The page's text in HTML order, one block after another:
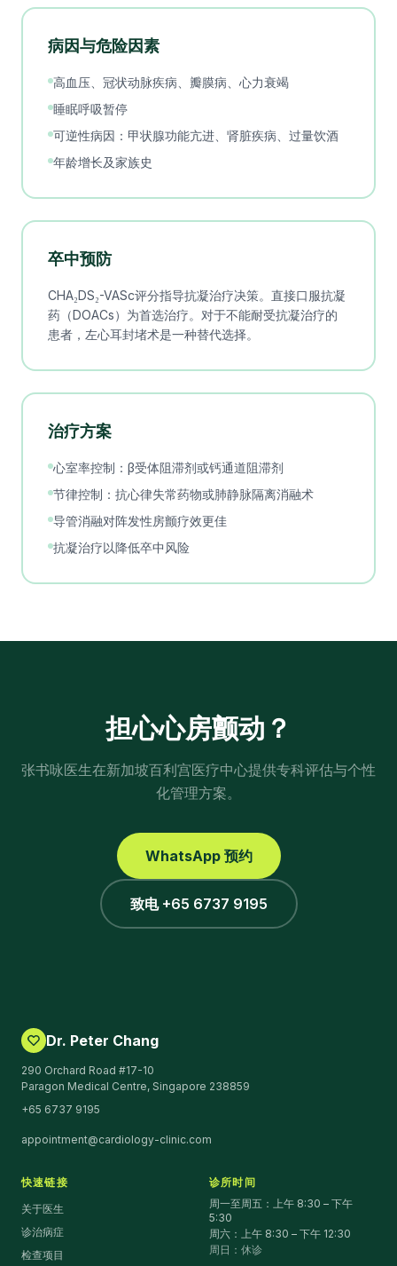
病因与危险因素
高血压、冠状动脉疾病、瓣膜病、心力衰竭
睡眠呼吸暂停
可逆性病因：甲状腺功能亢进、肾脏疾病、过量饮酒
年龄增长及家族史
卒中预防
CHA₂DS₂-VASc评分指导抗凝治疗决策。直接口服抗凝
药（DOACs）为首选治疗。对于不能耐受抗凝治疗的
患者，左心耳封堵术是一种替代选择。
治疗方案
心室率控制：β受体阻滞剂或钙通道阻滞剂
节律控制：抗心律失常药物或肺静脉隔离消融术
导管消融对阵发性房颤疗效更佳
抗凝治疗以降低卒中风险
担心心房颤动 ？
张书咏医生在新加坡百利宫医疗中心提供专科评估与个性
化管理方案。
WhatsApp 预约
致电 +65 6737 9195
Dr. Peter Chang
290 Orchard Road #17-10
Paragon Medical Centre, Singapore 238859
+65 6737 9195
appointment@cardiology-clinic.com
快速链接
关于医生
诊治病症
检查项目
诊所时间
周一至周五：上午 8:30 – 下午
5:30
周六：上午 8:30 – 下午 12:30
周日：休诊